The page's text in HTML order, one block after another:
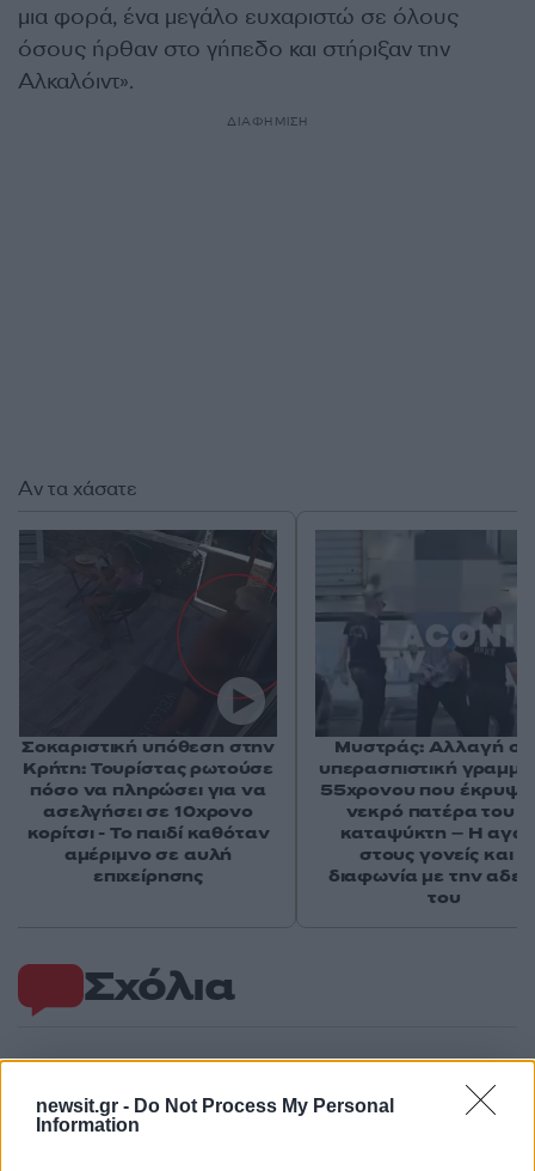
newsit.gr - Do Not Process My Personal
Information
μια φορά, ένα μεγάλο ευχαριστώ σε όλους
όσους ήρθαν στο γήπεδο και στήριξαν την
Αλκαλόιντ».
ΔΙΑΦΗΜΙΣΗ
Σχόλια
Σχολίασε εδώ
Αν τα χάσατε
Σοκαριστική υπόθεση στην
Κρήτη: Τουρίστας ρωτούσε
πόσο να πληρώσει για να
ασελγήσει σε 10χρονο
κορίτσι - Το παιδί καθόταν
αμέριμνο σε αυλή
επιχείρησης
Μυστράς: Αλλαγή
υπερασπιστική
55χρονου που έκρυψε
νεκρό πατέρα του
καταψύκτη – Η
στους γονείς και η
διαφωνία με την
του